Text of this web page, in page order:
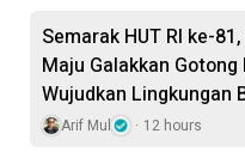
Semarak HUT RI ke-
Maju Galakkan Gotong
Wujudkan Lingkungan
Arif Mul 12 hours